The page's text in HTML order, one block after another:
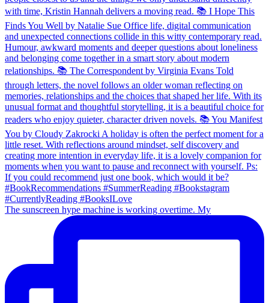
The sunscreen hype machine is working overtime. My